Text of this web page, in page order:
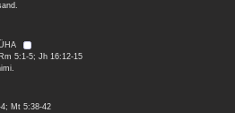
5:1-5; Jh 16:12-15
Mt 5:38-42